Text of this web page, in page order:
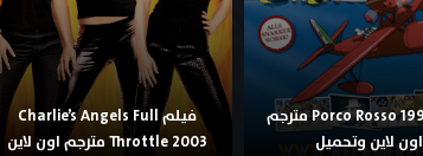
فيلم Porco Rosso 1992 مترجم
اون لاين وتحميل
فيلم Charlie’s Angels Full
Throttle 2003 مترجم اون لاين